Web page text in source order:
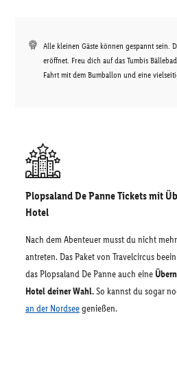
Alle kleinen Gäste können gespannt sein.
eröffnet. Freu dich auf das Tumbis
Fahrt mit dem Bumballon und eine
Plopsaland De Panne Tickets mit
Hotel
Nach dem Abenteuer musst du nicht
antreten. Das Paket von Travelcircus
das Plopsaland De Panne auch eine
Hotel deiner Wahl.So kannst du sogar
an der Nordseegenießen.